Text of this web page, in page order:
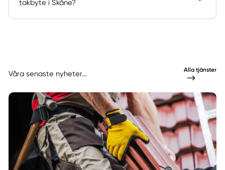
takbyte i Skåne?
Våra senaste nyheter... Alla tjänster